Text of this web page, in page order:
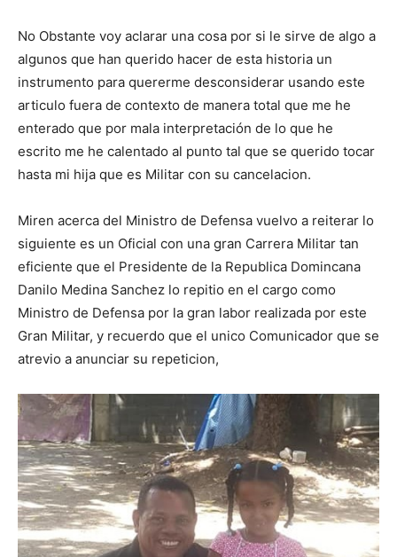
No Obstante voy aclarar una cosa por si le sirve de algo a
algunos que han querido hacer de esta historia un
instrumento para quererme desconsiderar usando este
articulo fuera de contexto de manera total que me he
enterado que por mala interpretación de lo que he
escrito me he calentado al punto tal que se querido tocar
hasta mi hija que es Militar con su cancelacion.
Miren acerca del Ministro de Defensa vuelvo a reiterar lo
siguiente es un Oficial con una gran Carrera Militar tan
eficiente que el Presidente de la Republica Domincana
Danilo Medina Sanchez lo repitio en el cargo como
Ministro de Defensa por la gran labor realizada por este
Gran Militar, y recuerdo que el unico Comunicador que se
atrevio a anunciar su repeticion,